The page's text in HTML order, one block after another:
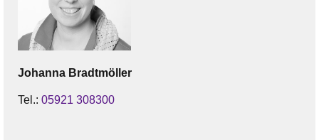
Johanna Bradtmöller
Tel.: 05921 308300